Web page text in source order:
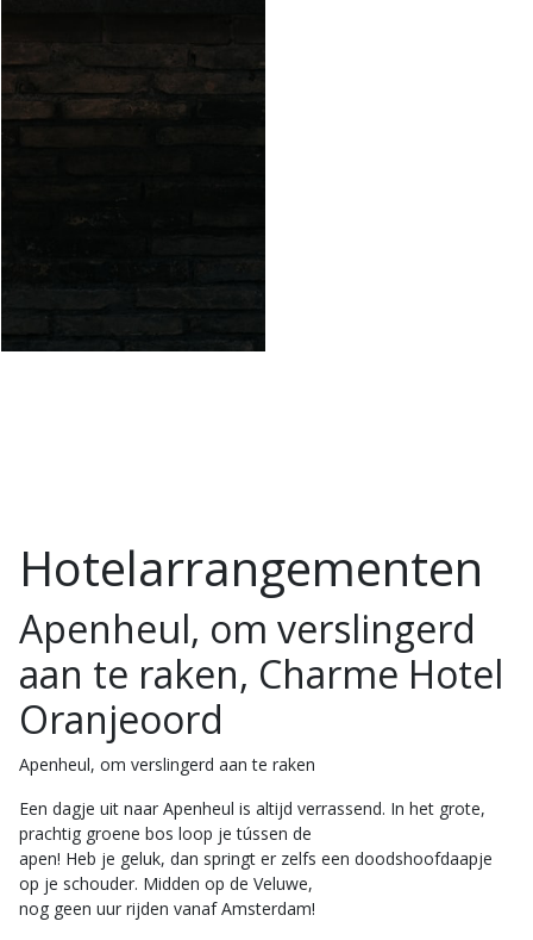
Hotelarrangementen
Apenheul, om verslingerd
aan te raken, Charme Hotel
Oranjeoord
Apenheul, om verslingerd aan te raken
Een dagje uit naar Apenheul is altijd verrassend. In het grote,
prachtig groene bos loop je tússen de
apen! Heb je geluk, dan springt er zelfs een doodshoofdaapje
op je schouder. Midden op de Veluwe,
nog geen uur rijden vanaf Amsterdam!